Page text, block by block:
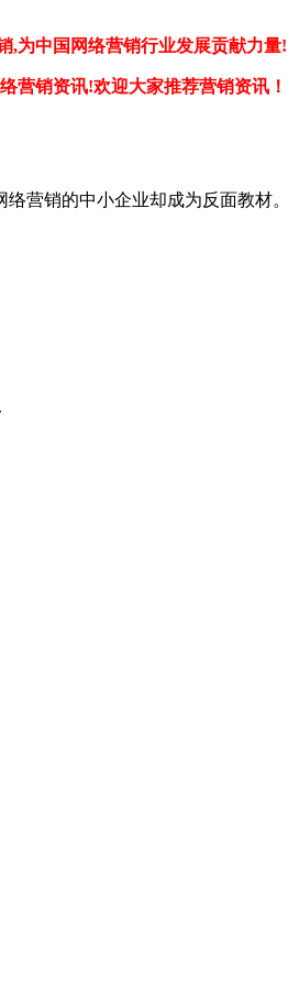
,为中国网络营销行业发展贡献力量!
营销资讯!欢迎大家推荐营销资讯！
营销的中小企业却成为反面教材。